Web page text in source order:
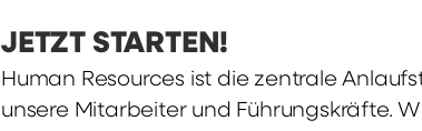
JETZT STARTEN!
Human Resources ist die zentrale
unsere Mitarbeiter und Führungskräfte.